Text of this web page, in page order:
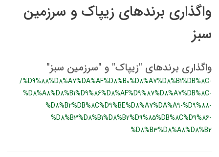
واگذاری برندهای زیپاک و سرزمین
سبز
واگذاری برندهای "زیپاک" و "سرزمین سبز"
/%D9%88%D8%A7%DA%AF%D8%B0%D8%A7%D8%B1%DB%8C-
%D8%A8%D8%B1%D9%86%D8%AF%D9%87%D8%A7%DB%8C-
%D8%B2%DB%8C%D9%BE%D8%A7%DA%A9-%D9%88-
%D8%B3%D8%B1%D8%B2%D9%85%DB%8C%D9%86-
%D8%B3%D8%A8%D8%B2